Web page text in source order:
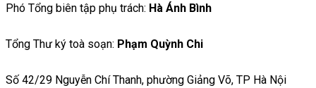
Phó Tổng biên tập phụ trách: Hà Ánh Bình
Tổng Thư ký toà soạn: Phạm Quỳnh Chi
Số 42/29 Nguyễn Chí Thanh, phường Giảng Võ, TP Hà Nội